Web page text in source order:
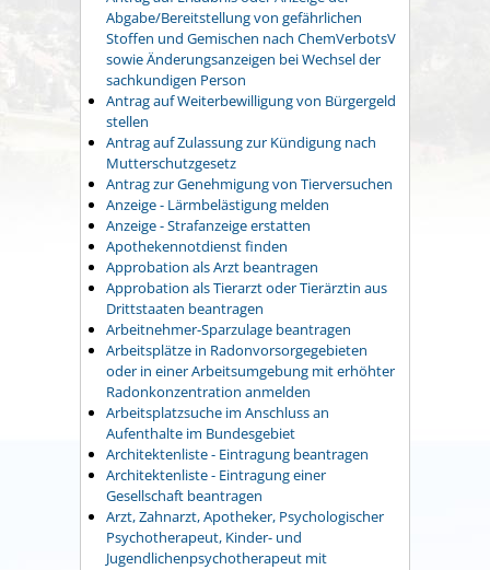
Abgabe/Bereitstellung von gefährlichen
Stoffen und Gemischen nach ChemVerbotsV
sowie Änderungsanzeigen bei Wechsel der
sachkundigen Person
Antrag auf Weiterbewilligung von Bürgergeld
stellen
Antrag auf Zulassung zur Kündigung nach
Mutterschutzgesetz
Antrag zur Genehmigung von Tierversuchen
Anzeige - Lärmbelästigung melden
Anzeige - Strafanzeige erstatten
Apothekennotdienst finden
Approbation als Arzt beantragen
Approbation als Tierarzt oder Tierärztin aus
Drittstaaten beantragen
Arbeitnehmer-Sparzulage beantragen
Arbeitsplätze in Radonvorsorgegebieten
oder in einer Arbeitsumgebung mit erhöhter
Radonkonzentration anmelden
Arbeitsplatzsuche im Anschluss an
Aufenthalte im Bundesgebiet
Architektenliste - Eintragung beantragen
Architektenliste - Eintragung einer
Gesellschaft beantragen
Arzt, Zahnarzt, Apotheker, Psychologischer
Psychotherapeut, Kinder- und
Jugendlichenpsychotherapeut mit